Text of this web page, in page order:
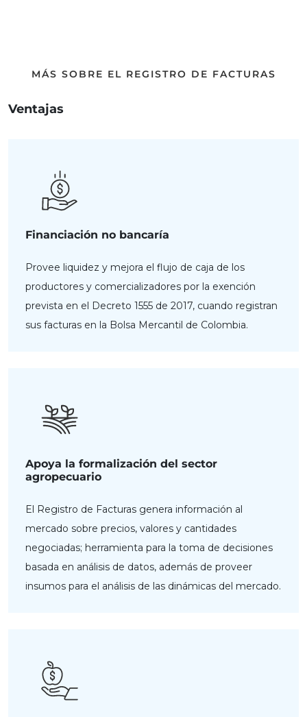
MÁS SOBRE EL REGISTRO DE FACTURAS
Ventajas
Financiación no bancaría
Provee liquidez y mejora el flujo de caja de los
productores y comercializadores por la exención
prevista en el Decreto 1555 de 2017, cuando registran
sus facturas en la Bolsa Mercantil de Colombia.
Apoya la formalización del sector
agropecuario
El Registro de Facturas genera información al
mercado sobre precios, valores y cantidades
negociadas; herramienta para la toma de decisiones
basada en análisis de datos, además de proveer
insumos para el análisis de las dinámicas del mercado.